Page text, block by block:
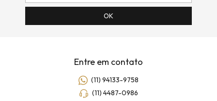
Entre em contato
(11) 94133-9758
(11) 4487-0986